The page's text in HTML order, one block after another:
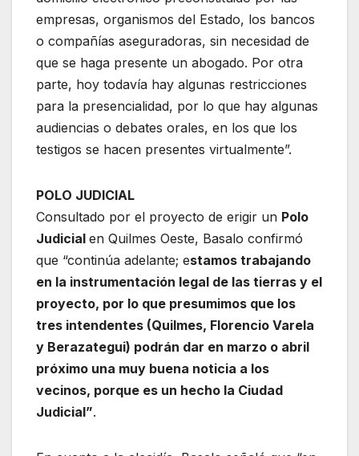
empresas, organismos del Estado, los bancos
o compañías aseguradoras, sin necesidad de
que se haga presente un abogado. Por otra
parte, hoy todavía hay algunas restricciones
para la presencialidad, por lo que hay algunas
audiencias o debates orales, en los que los
testigos se hacen presentes virtualmente”.
POLO JUDICIAL
Consultado por el proyecto de erigir un Polo
Judicial en Quilmes Oeste, Basalo confirmó
que “continúa adelante; estamos trabajando
en la instrumentación legal de las tierras y el
proyecto, por lo que presumimos que los
tres intendentes (Quilmes, Florencio Varela
y Berazategui) podrán dar en marzo o abril
próximo una muy buena noticia a los
vecinos, porque es un hecho la Ciudad
Judicial”.